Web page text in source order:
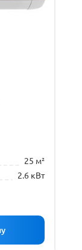
25 м²
2.6 кВт